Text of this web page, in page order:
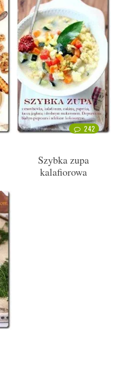
242
Szybka zupa
kalafiorowa